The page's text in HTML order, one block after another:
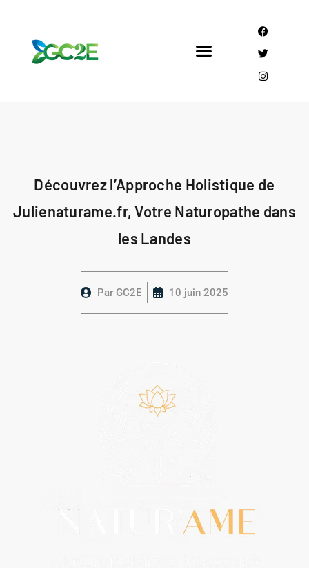
Découvrez l’Approche Holistique de
Julienaturame.fr, Votre Naturopathe dans
les Landes
Par GC2E 10 juin 2025